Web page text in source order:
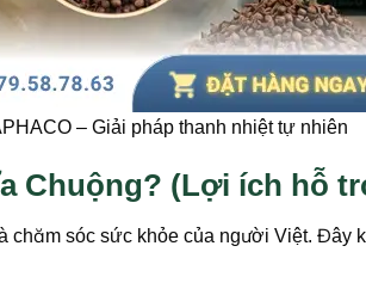
– Giải pháp thanh nhiệt tự nhiên
Chuộng? (Lợi ích hỗ
sóc sức khỏe của người Việt. Đây